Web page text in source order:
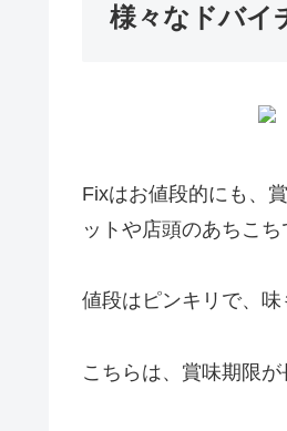
様々なドバイ
Fixはお値段的にも、
ットや店頭のあちこち
値段はピンキリで、味
こちらは、賞味期限が